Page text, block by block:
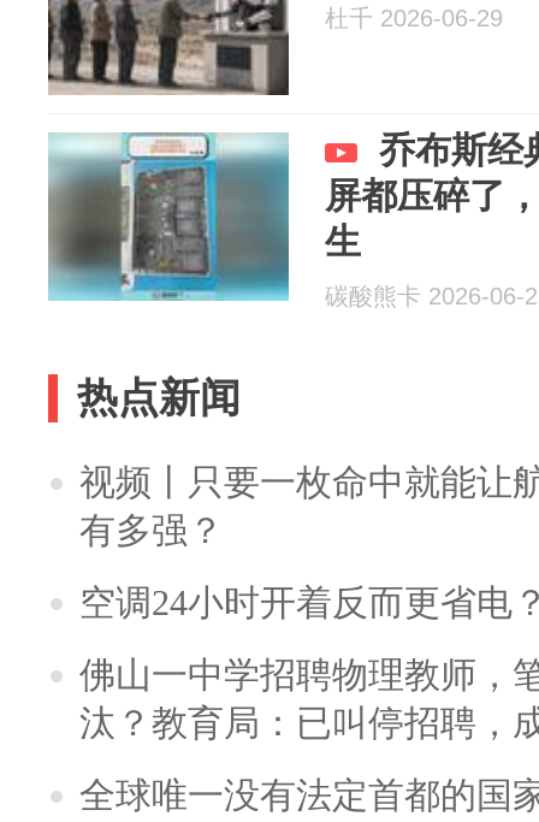
杜千 2026-06-29
乔布斯经
屏都压碎了
生
碳酸熊卡 2026-06-
热点新闻
视频丨只要一枚命中就能让
有多强？
空调24小时开着反而更省电
佛山一中学招聘物理教师，
汰？教育局：已叫停招聘，
全球唯一没有法定首都的国